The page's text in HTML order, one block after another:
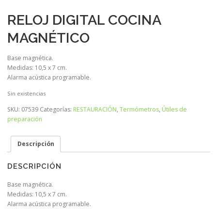
RELOJ DIGITAL COCINA
MAGNÉTICO
Base magnética.
Medidas: 10,5 x 7 cm.
Alarma acústica programable.
Sin existencias
SKU: 07539 Categorías: RESTAURACIÓN, Termómetros, Útiles de
preparación
Descripción
DESCRIPCIÓN
Base magnética.
Medidas: 10,5 x 7 cm.
Alarma acústica programable.